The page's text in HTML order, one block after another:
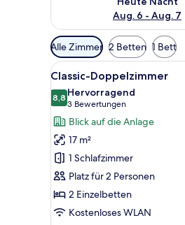
Aug. 6 - Aug. 7
Verfügbare
Filter
für
Zimmer
Alle Zimmer 2 Betten 1 Bett
Alle
Fotos
für
Classic-
Doppelzimmer
anzeigen
7
Classic-Doppelzimmer
8,88,8 von 10
Hervorragend
3 Bewertungen
(3
Bewertungen)
Blick auf die Anlage
17 m²
1 Schlafzimmer
Platz für 2 Personen
2 Einzelbetten
Kostenloses WLAN